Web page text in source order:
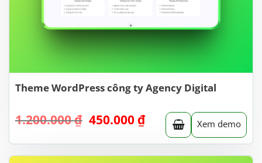
Theme WordPress công ty Agency Digital
1.200.000₫ Giá
là:
1.200.000 ₫.
450.000 ₫Giá
hiện
tại
là:
Xem demo